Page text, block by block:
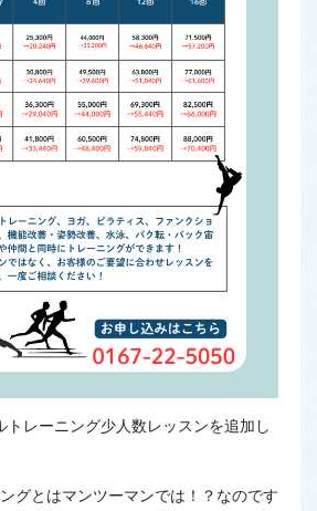
トレーニング少人数レッスンを追加し
グとはマンツーマンでは！？なのです